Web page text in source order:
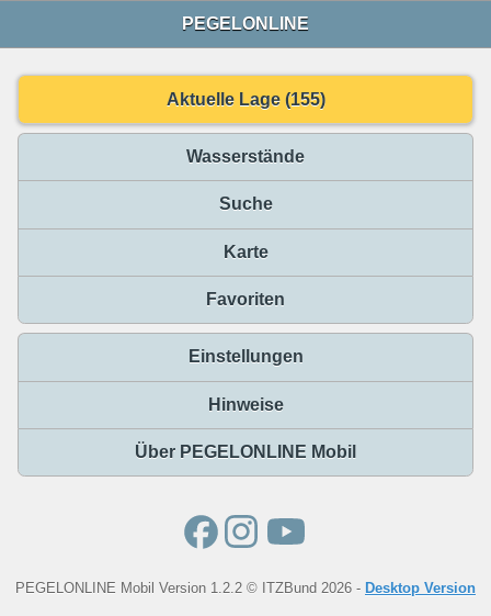
PEGELONLINE
Aktuelle Lage (155)
Wasserstände
Suche
Karte
Favoriten
Einstellungen
Hinweise
Über PEGELONLINE Mobil
PEGELONLINE Mobil Version 1.2.2 © ITZBund 2026 - Desktop Version